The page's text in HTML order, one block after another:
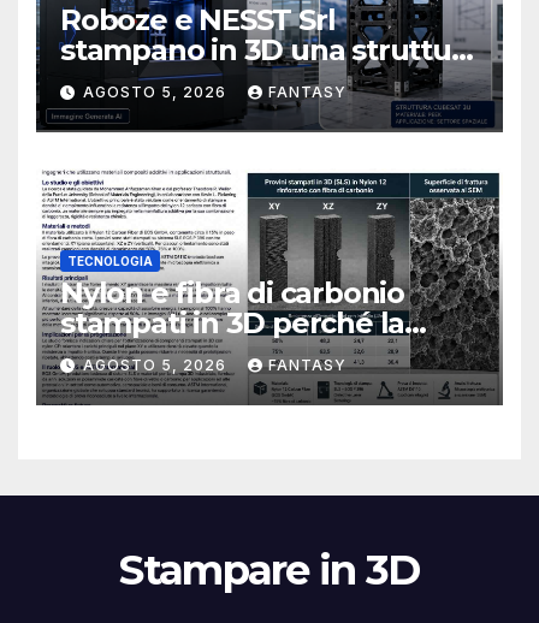
Roboze e NESST Srl
stampano in 3D una struttura
CubeSat 3U in Carbon PEEK
AGOSTO 5, 2026 FANTASY
TECNOLOGIA
Nylon e fibra di carbonio
stampati in 3D perché la
resistenza agli urti dipende
dal processo
AGOSTO 5, 2026 FANTASY
Stampare in 3D